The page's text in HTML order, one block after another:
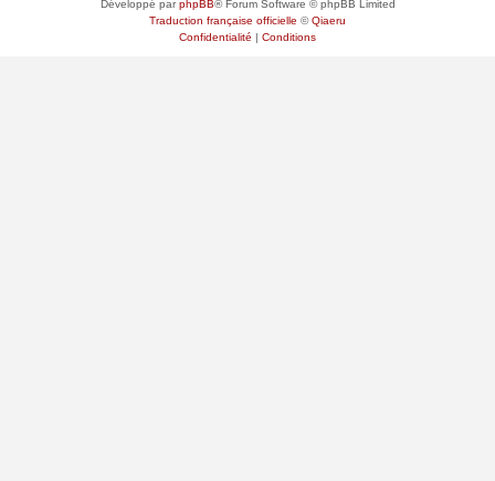
Développé parphpBB® Forum Software © phpBB Limited
Traduction française officielle ©Qiaeru
Confidentialité | Conditions